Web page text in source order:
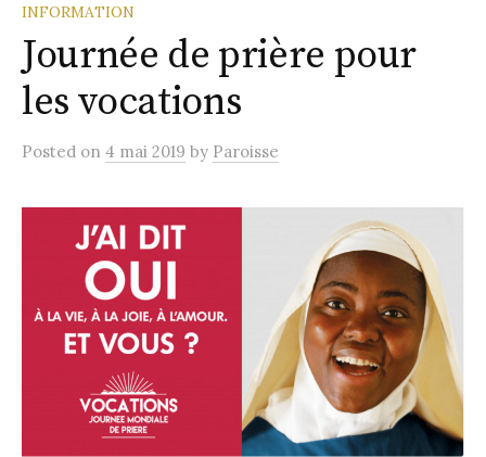
INFORMATION
Journée de prière pour
les vocations
Posted on 4 mai 2019 by Paroisse